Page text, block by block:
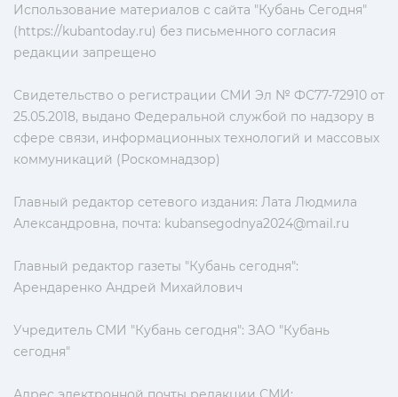
Использование материалов с сайта "Кубань Сегодня"
(https://kubantoday.ru) без письменного согласия
редакции запрещено
Свидетельство о регистрации СМИ Эл № ФС77-72910 от
25.05.2018, выдано Федеральной службой по надзору в
сфере связи, информационных технологий и массовых
коммуникаций (Роскомнадзор)
Главный редактор сетевого издания: Лата Людмила
Александровна, почта: kubansegodnya2024@mail.ru
Главный редактор газеты "Кубань сегодня":
Арендаренко Андрей Михайлович
Учредитель СМИ "Кубань сегодня": ЗАО "Кубань
сегодня"